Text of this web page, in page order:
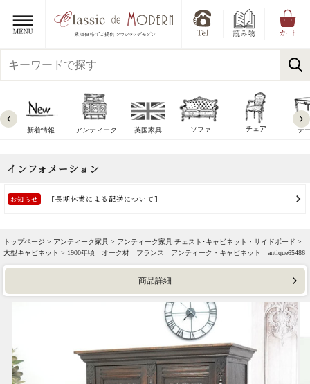
新着情報 アンティーク 英国家具 ソファ チェア テ
トップページ > アンティーク家具 > アンティーク家具 チェスト･キャビネット・サイドボード >
大型キャビネット > 1900年頃 オーク材 フランス アンティーク・キャビネット antique65486
商品詳細